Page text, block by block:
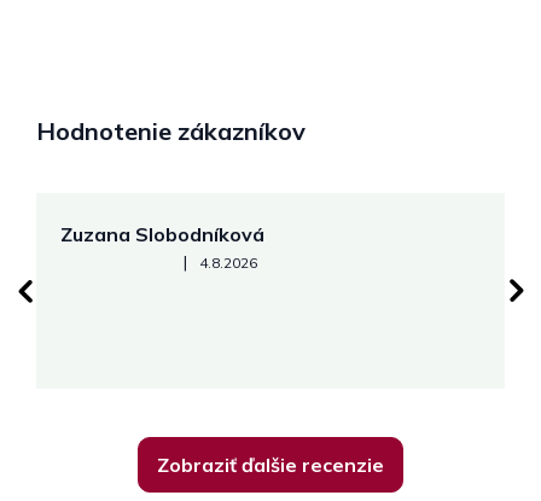
Hodnotenie zákazníkov
Zuzana Slobodníková
Hodnotenie obchodu je 5 z 5 hviezdičiek.
| 4.8.2026
Zobraziť ďalšie recenzie